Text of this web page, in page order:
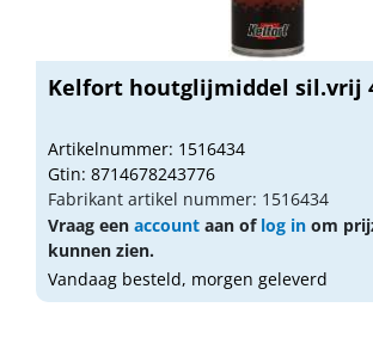
Kelfort houtglijmiddel sil.vrij
Artikelnummer: 1516434
Gtin: 8714678243776
Fabrikant artikel nummer: 1516434
Vraag een account aan of log in om
kunnen zien.
Vandaag besteld, morgen geleverd